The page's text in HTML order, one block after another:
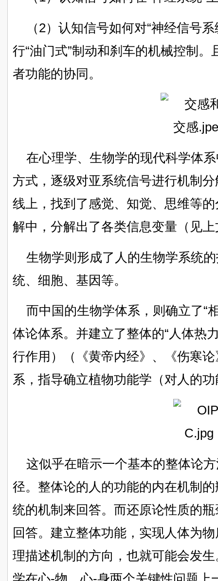
（2）认知信号如何对“神经信号
行“油门式”制动和刹车的机械控制
者功能的协同。
在心理学、生物学的现代科学体
方式，逐级对亚系统信号进行机制
线上，找到了感觉、知觉、思维等
解中，分解出了各类信息变量（见
生物学则形成了人的生物学系统
统、细胞、基因等。
而中国的生物学体系，则确立了“
体论体系。并建立了整体的“人体热
行作用）（《黄帝内经》、《伤寒
系，指导确立植物功能学（对人的
这似乎在暗示一个基本的整体论
径。整体论的人的功能的内在机制
统的机制来回答。而还原论性质的
回答。建立整体功能，实现人体为
理描述机制的方向，也就可能会发